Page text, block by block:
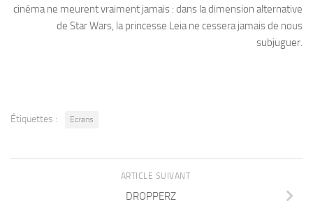
cinéma ne meurent vraiment jamais : dans la dimension alternative
de Star Wars, la princesse Leia ne cessera jamais de nous
subjuguer.
Étiquettes : Ecrans
ARTICLE SUIVANT
DROPPERZ